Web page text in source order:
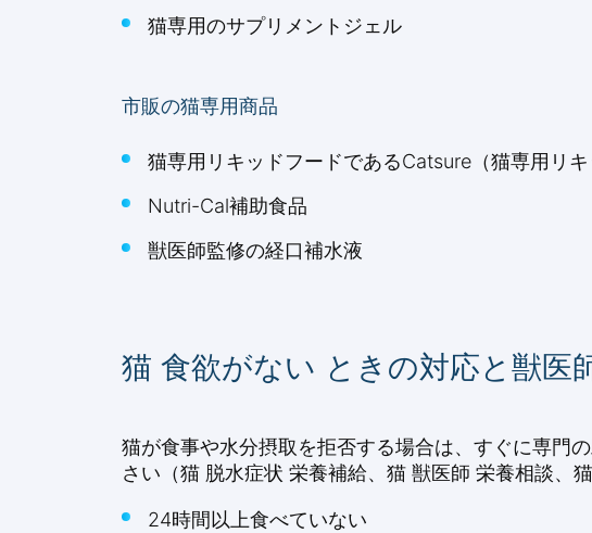
猫専用のサプリメントジェル
市販の猫専用商品
猫専用リキッドフードであるCatsure（猫専用リキ
Nutri-Cal補助食品
獣医師監修の経口補水液
猫 食欲がない ときの対応と獣医
猫が食事や水分摂取を拒否する場合は、すぐに専門
さい（猫 脱水症状 栄養補給、猫 獣医師 栄養相談、
24時間以上食べていない